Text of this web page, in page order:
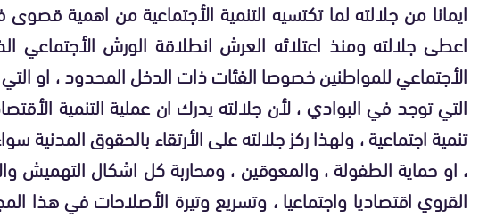
ايمانا من جلالته لما تكتسيه التنمية الأجتماعية من اهمية
اعطى جلالته ومنذ اعتلائه العرش انطلاقة الورش الأجتماعي
الأجتماعي للمواطنين خصوصا الفئات ذات الدخل المحدود ، او
التي توجد في البوادي ، لأن جلالته يدرك ان عملية التنمية
تنمية اجتماعية ، ولهذا ركز جلالته على الأرتقاء بالحقوق المدنية
، او حماية الطفولة ، والمعوقين ، ومحاربة كل اشكال التهميش
القروي اقتصاديا واجتماعيا ، وتسريع وتيرة الأصلاحات في هذا